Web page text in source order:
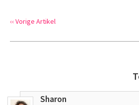
‹‹ Vorige Artikel
Sharon